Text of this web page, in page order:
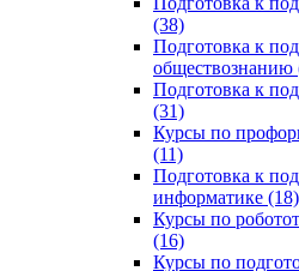
(38)
Подготовка к
обществознанию
Подготовка к
(31)
Курсы по
(11)
Подготовка к
информатике (18)
Курсы по
(16)
Курсы по